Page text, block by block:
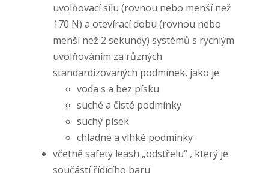
uvolňovací sílu (rovnou nebo menší než
170 N) a otevírací dobu (rovnou nebo
menší než 2 sekundy) systémů s rychlým
uvolňováním za různých
standardizovaných podmínek, jako je:
voda s a bez písku
suché a čisté podmínky
suchý písek
chladné a vlhké podmínky
včetně safety leash „odstřelu“ , který je
součástí řídícího baru